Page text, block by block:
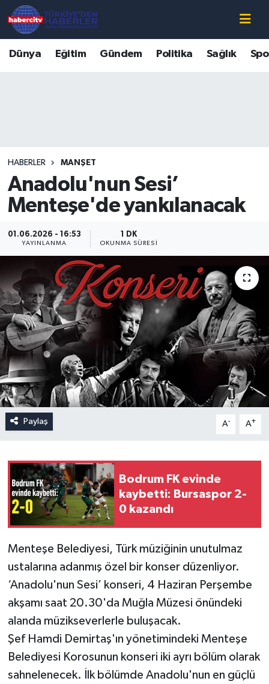
Dünya Eğitim Gündem Politika Sağlık
HABERLER MANŞET
Anadolu'nun Sesi’
Menteşe'de yankılanacak
01.06.2026 - 16:53
YAYINLANMA
1 DK
OKUNMA SÜRESI
Paylaş A- A+
Bodrum FK evinde
kaybetti: Bursaspor 2-
0 kazandı
Menteşe Belediyesi, Türk müziğinin unutulmaz
ustalarına adanmış özel bir konser düzenliyor.
‘Anadolu'nun Sesi’ konseri, 4 Haziran Perşembe
akşamı saat 20.30'da Muğla Müzesi önündeki
alanda müzikseverlerle buluşacak.
Şef Hamdi Demirtaş'ın yönetimindeki Menteşe
Belediyesi Korosunun konseri iki ayrı bölüm olarak
sahnelenecek. İlk bölümde Anadolu'nun en güçlü
Süper Lig Puan Durumu ve Fikstür
Tüm Manşetler
Son Dakika Haberleri
Haber Arşivi